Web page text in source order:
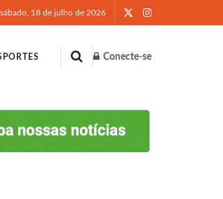
sábado, 18 de julho de 2026
Conecte-se